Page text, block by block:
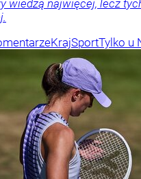
wiedzą najwięcej, lecz
KrajSportTylko u